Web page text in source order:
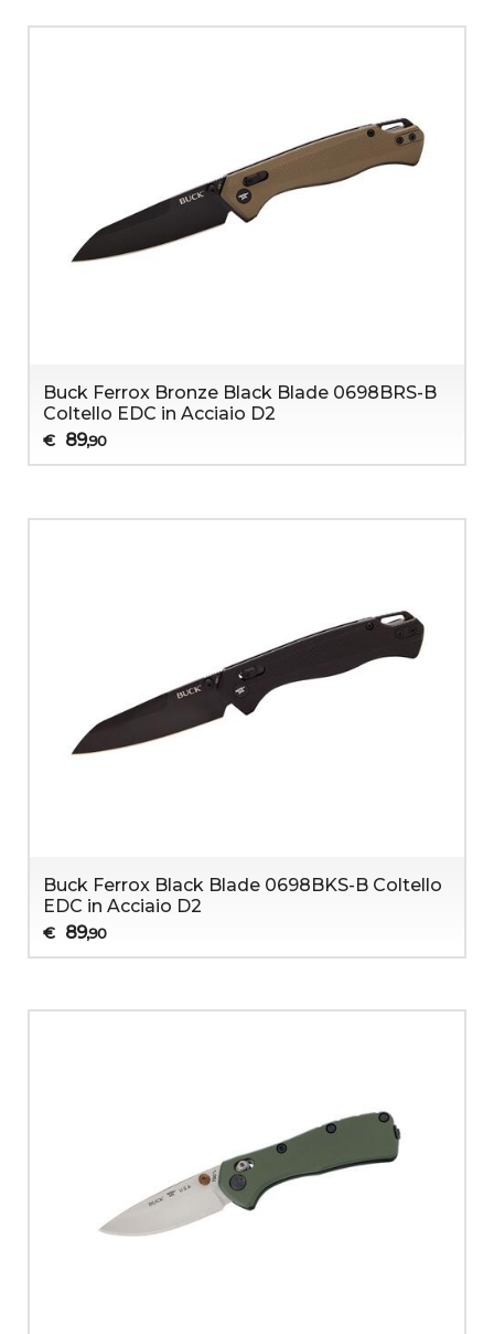
Buck Ferrox Bronze Black Blade 0698BRS-B
Coltello EDC in Acciaio D2
€ 89,90
Buck Ferrox Black Blade 0698BKS-B Coltello
EDC in Acciaio D2
€ 89,90